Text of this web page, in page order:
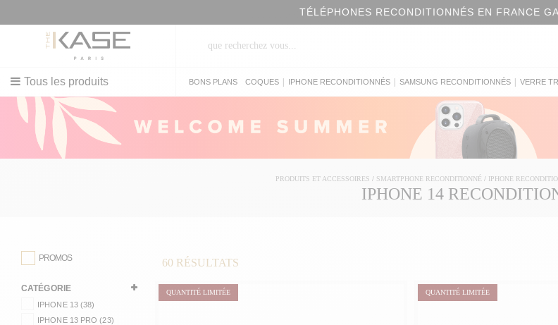
TÉLÉPHONES RECONDITIONNÉS EN FRANCE
Tous les produits BONS PLANS COQUES IPHONE RECONDITIONNÉS SAMSUNG RECONDITIONNÉS VERRE
PRODUITS ET ACCESSOIRES / SMARTPHONE RECONDITIONNÉ / IPHONE
IPHONE 14
PROMOS
CATÉGORIE
IPHONE 13 (38)
IPHONE 13 PRO (23)
60 RÉSULTATS
QUANTITÉ LIMITÉE QUANTITÉ LIMITÉE